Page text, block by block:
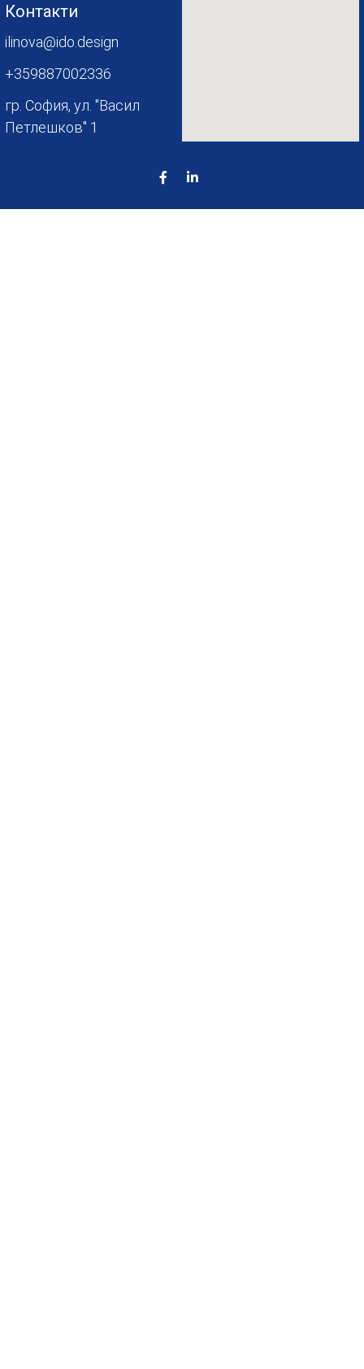
Контакти
ilinova@ido.design
+359887002336
гр. София, ул. "Васил
Петлешков" 1